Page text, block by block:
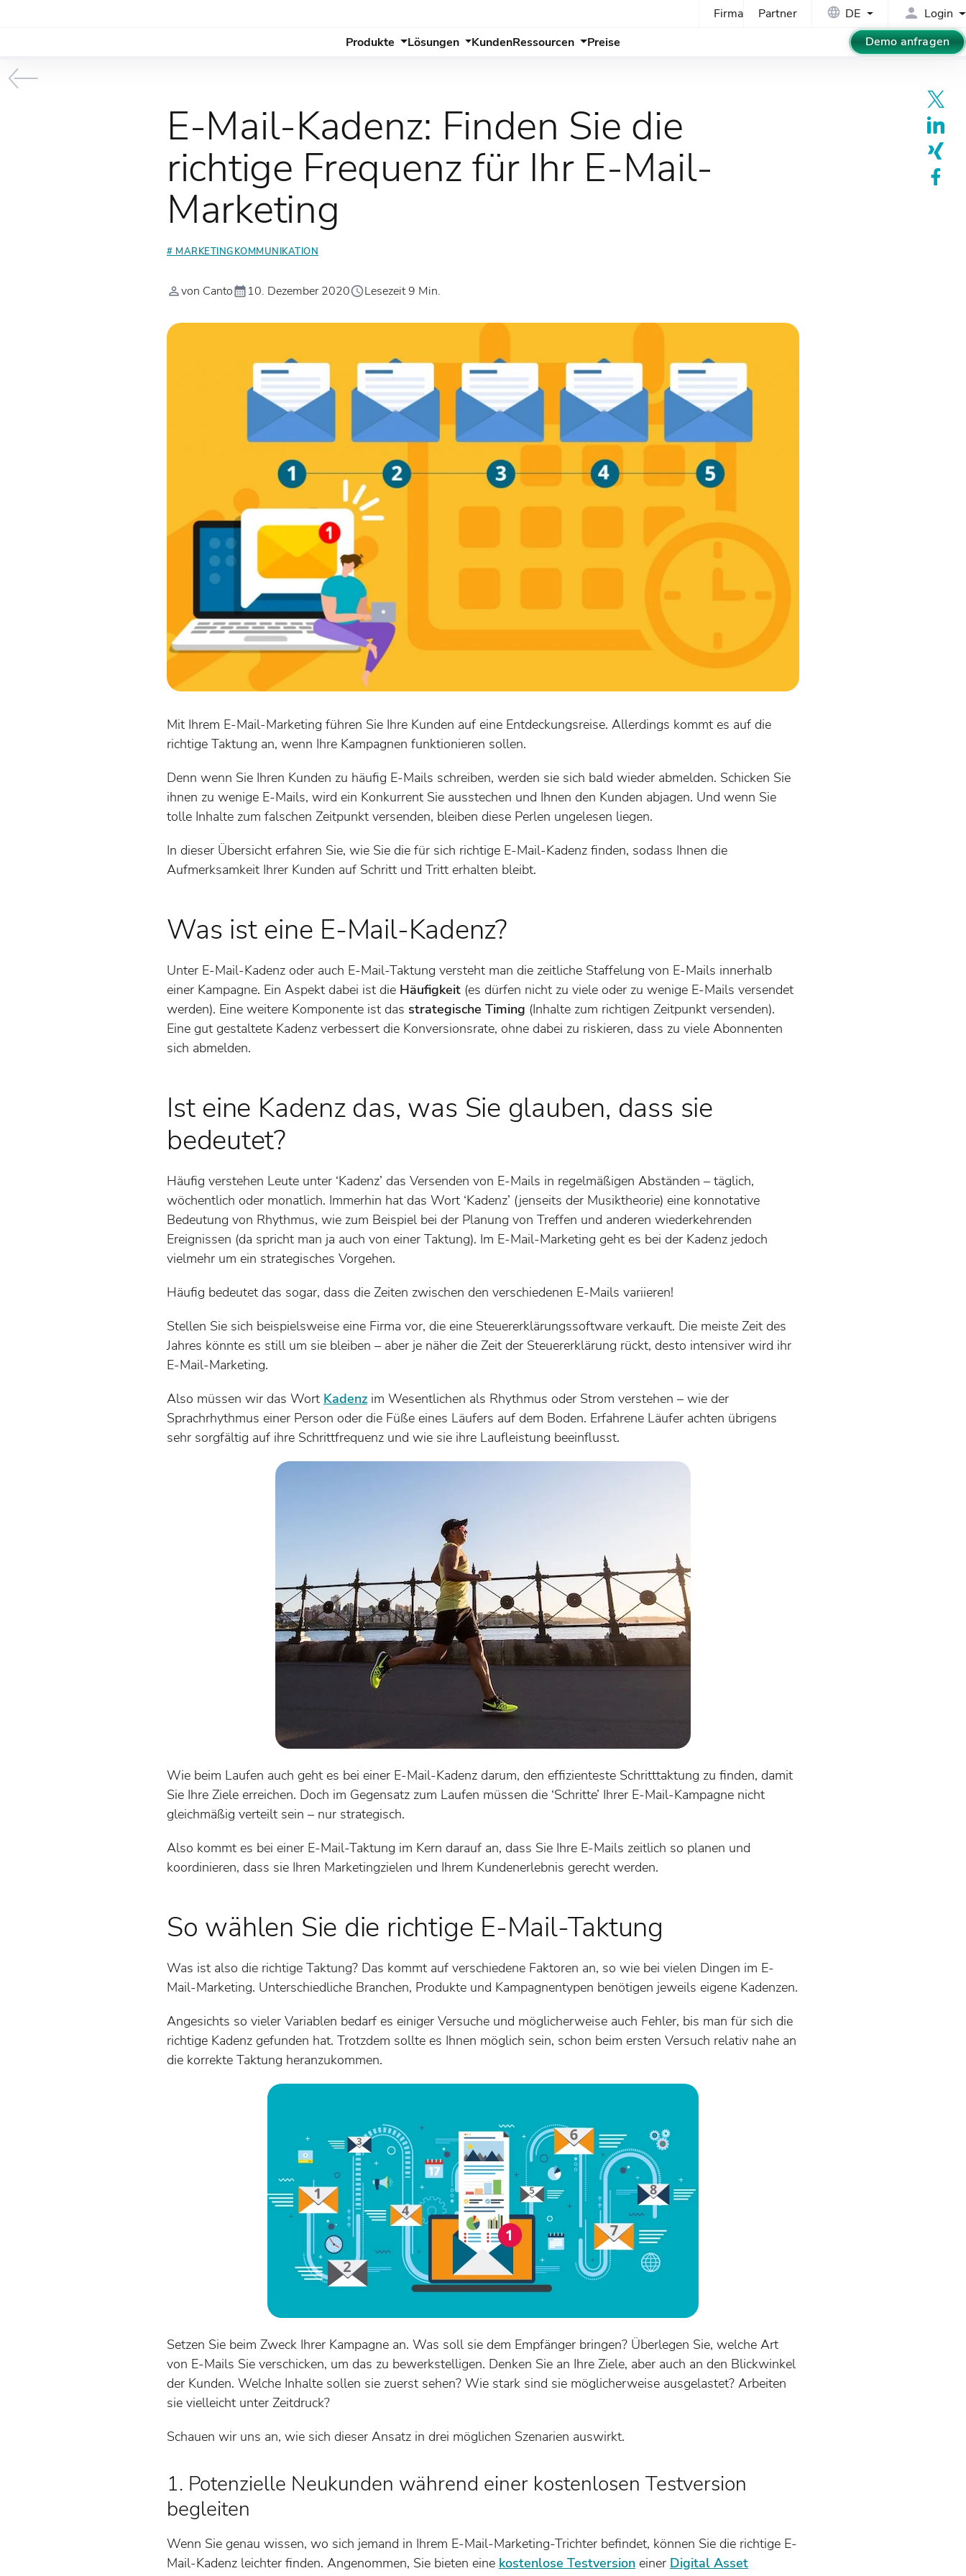
Firma Partner DE
Login
Produkte
Lösungen KundenRessourcen Preise Demo anfragen
E-Mail-Kadenz: Finden Sie die
richtige Frequenz für Ihr E-Mail-
Marketing
# MARKETINGKOMMUNIKATION
von Canto 10. Dezember 2020 Lesezeit 9 Min.
Mit Ihrem E-Mail-Marketing führen Sie Ihre Kunden auf eine Entdeckungsreise. Allerdings kommt es auf die
richtige Taktung an, wenn Ihre Kampagnen funktionieren sollen.
Denn wenn Sie Ihren Kunden zu häufig E-Mails schreiben, werden sie sich bald wieder abmelden. Schicken Sie
ihnen zu wenige E-Mails, wird ein Konkurrent Sie ausstechen und Ihnen den Kunden abjagen. Und wenn Sie
tolle Inhalte zum falschen Zeitpunkt versenden, bleiben diese Perlen ungelesen liegen.
In dieser Übersicht erfahren Sie, wie Sie die für sich richtige E-Mail-Kadenz finden, sodass Ihnen die
Aufmerksamkeit Ihrer Kunden auf Schritt und Tritt erhalten bleibt.
Was ist eine E-Mail-Kadenz?
Unter E-Mail-Kadenz oder auch E-Mail-Taktung versteht man die zeitliche Staffelung von E-Mails innerhalb
einer Kampagne. Ein Aspekt dabei ist die Häufigkeit (es dürfen nicht zu viele oder zu wenige E-Mails versendet
werden). Eine weitere Komponente ist das strategische Timing (Inhalte zum richtigen Zeitpunkt versenden).
Eine gut gestaltete Kadenz verbessert die Konversionsrate, ohne dabei zu riskieren, dass zu viele Abonnenten
sich abmelden.
Ist eine Kadenz das, was Sie glauben, dass sie
bedeutet?
Häufig verstehen Leute unter ‘Kadenz’ das Versenden von E-Mails in regelmäßigen Abständen – täglich,
wöchentlich oder monatlich. Immerhin hat das Wort ‘Kadenz’ (jenseits der Musiktheorie) eine konnotative
Bedeutung von Rhythmus, wie zum Beispiel bei der Planung von Treffen und anderen wiederkehrenden
Ereignissen (da spricht man ja auch von einer Taktung). Im E-Mail-Marketing geht es bei der Kadenz jedoch
vielmehr um ein strategisches Vorgehen.
Häufig bedeutet das sogar, dass die Zeiten zwischen den verschiedenen E-Mails variieren!
Stellen Sie sich beispielsweise eine Firma vor, die eine Steuererklärungssoftware verkauft. Die meiste Zeit des
Jahres könnte es still um sie bleiben – aber je näher die Zeit der Steuererklärung rückt, desto intensiver wird ihr
E-Mail-Marketing.
Also müssen wir das Wort Kadenz im Wesentlichen als Rhythmus oder Strom verstehen – wie der
Sprachrhythmus einer Person oder die Füße eines Läufers auf dem Boden. Erfahrene Läufer achten übrigens
sehr sorgfältig auf ihre Schrittfrequenz und wie sie ihre Laufleistung beeinflusst.
Wie beim Laufen auch geht es bei einer E-Mail-Kadenz darum, den effizienteste Schritttaktung zu finden, damit
Sie Ihre Ziele erreichen. Doch im Gegensatz zum Laufen müssen die ‘Schritte’ Ihrer E-Mail-Kampagne nicht
gleichmäßig verteilt sein – nur strategisch.
Also kommt es bei einer E-Mail-Taktung im Kern darauf an, dass Sie Ihre E-Mails zeitlich so planen und
koordinieren, dass sie Ihren Marketingzielen und Ihrem Kundenerlebnis gerecht werden.
So wählen Sie die richtige E-Mail-Taktung
Was ist also die richtige Taktung? Das kommt auf verschiedene Faktoren an, so wie bei vielen Dingen im E-
Mail-Marketing. Unterschiedliche Branchen, Produkte und Kampagnentypen benötigen jeweils eigene Kadenzen.
Angesichts so vieler Variablen bedarf es einiger Versuche und möglicherweise auch Fehler, bis man für sich die
richtige Kadenz gefunden hat. Trotzdem sollte es Ihnen möglich sein, schon beim ersten Versuch relativ nahe an
die korrekte Taktung heranzukommen.
Setzen Sie beim Zweck Ihrer Kampagne an. Was soll sie dem Empfänger bringen? Überlegen Sie, welche Art
von E-Mails Sie verschicken, um das zu bewerkstelligen. Denken Sie an Ihre Ziele, aber auch an den Blickwinkel
der Kunden. Welche Inhalte sollen sie zuerst sehen? Wie stark sind sie möglicherweise ausgelastet? Arbeiten
sie vielleicht unter Zeitdruck?
Schauen wir uns an, wie sich dieser Ansatz in drei möglichen Szenarien auswirkt.
1. Potenzielle Neukunden während einer kostenlosen Testversion
begleiten
Wenn Sie genau wissen, wo sich jemand in Ihrem E-Mail-Marketing-Trichter befindet, können Sie die richtige E-
Mail-Kadenz leichter finden. Angenommen, Sie bieten eine kostenlose Testversion einer Digital Asset